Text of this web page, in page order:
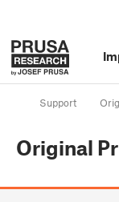
Support
Original